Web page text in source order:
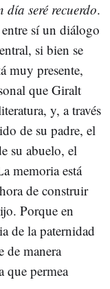
día seré recuerdo.
sí un diálogo
si bien se
muy presente,
que Giralt
y, a través
de su padre, el
su abuelo, el
memoria está
de construir
Porque en
de la paternidad
de manera
que permea